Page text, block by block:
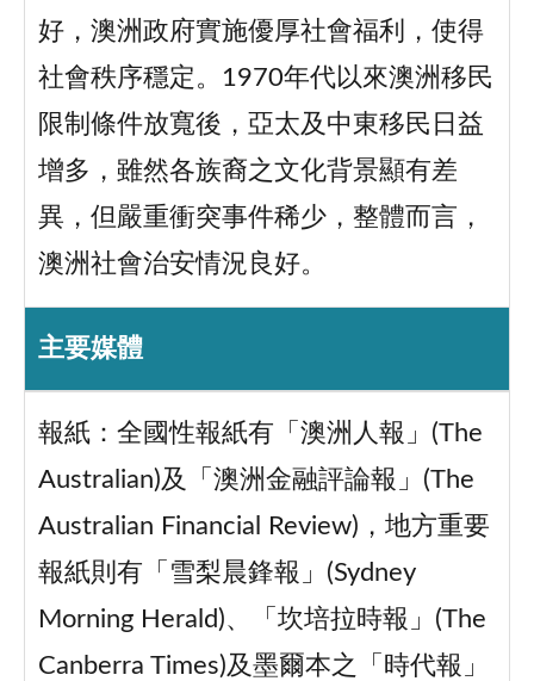
好，澳洲政府實施優厚社會福利，使得
社會秩序穩定。1970年代以來澳洲移民
限制條件放寬後，亞太及中東移民日益
增多，雖然各族裔之文化背景顯有差
異，但嚴重衝突事件稀少，整體而言，
澳洲社會治安情況良好。
主要媒體
報紙：全國性報紙有「澳洲人報」(The
Australian)及「澳洲金融評論報」(The
Australian Financial Review)，地方重要
報紙則有「雪梨晨鋒報」(Sydney
Morning Herald)、「坎培拉時報」(The
Canberra Times)及墨爾本之「時代報」